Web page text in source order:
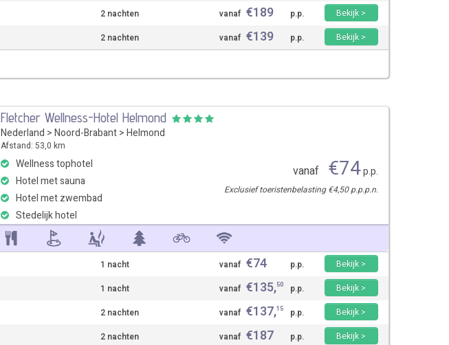
2 nachten vanaf €189 p.p.
Bekijk >
2 nachten vanaf €139 p.p. Bekijk >
Fletcher Wellness-Hotel Helmond
Nederland > Noord-Brabant> Helmond
Afstand: 53,0 km
Wellness tophotel
Hotel met sauna
Hotel met zwembad
Stedelijk hotel
vanaf €74p.p.
Exclusief toeristenbelasting €4,50 p.p.p.n.
1 nacht vanaf €74 p.p.
Bekijk >
1 nacht vanaf €135,50 p.p.
Bekijk >
2 nachten vanaf €137,15 p.p.
Bekijk >
2 nachten vanaf €187 p.p. Bekijk >